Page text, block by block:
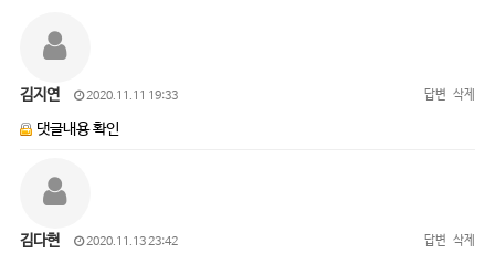
김지연 2020.11.11 19:33 답변 삭제
댓글내용 확인
김다현 2020.11.13 23:42 답변 삭제